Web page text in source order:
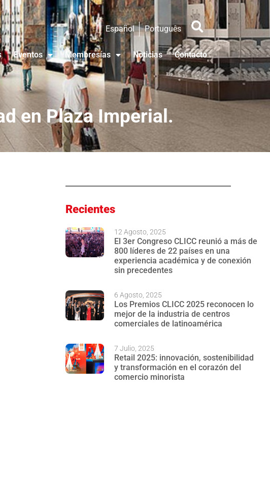
Español Português
Eventos Membresías Noticias Contacto
en Plaza Imperial.
Recientes
El 3er Congreso CLICC reunió a más de
800 líderes de 22 países en una
experiencia académica y de conexión
sin precedentes
12 Agosto, 2025
Los Premios CLICC 2025 reconocen lo
mejor de la industria de centros
comerciales de latinoamérica
6 Agosto, 2025
Retail 2025: innovación, sostenibilidad
y transformación en el corazón del
comercio minorista
7 Julio, 2025